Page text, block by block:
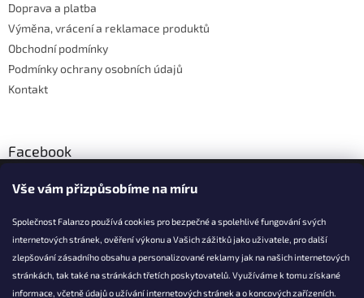
Vše vám přizpůsobíme na míru
Společnost Falanzo používá cookies pro bezpečné a spolehlivé fungování svých
internetových stránek, ověření výkonu a Vašich zážitků jako uživatele, pro další
zlepšování zásadního obsahu a personalizované reklamy jak na našich internetových
stránkách, tak také na stránkách třetích poskytovatelů. Využíváme k tomu získané
informace, včetně údajů o užívání internetových stránek a o koncových zařízeních.
Doprava a platba
Výměna, vrácení a reklamace produktů
Obchodní podmínky
Podmínky ochrany osobních údajů
Kontakt
Facebook
KONTAKT
info@falanzo.cz